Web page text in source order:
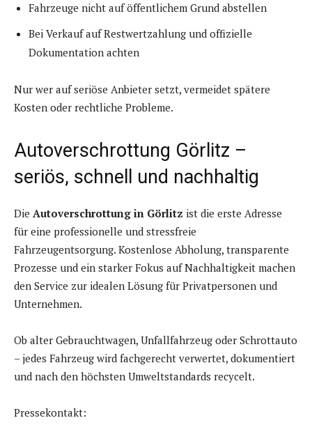
Fahrzeuge nicht auf öffentlichem Grund abstellen
Bei Verkauf auf Restwertzahlung und offizielle
Dokumentation achten
Nur wer auf seriöse Anbieter setzt, vermeidet spätere
Kosten oder rechtliche Probleme.
Autoverschrottung Görlitz –
seriös, schnell und nachhaltig
Die Autoverschrottung in Görlitz ist die erste Adresse
für eine professionelle und stressfreie
Fahrzeugentsorgung. Kostenlose Abholung, transparente
Prozesse und ein starker Fokus auf Nachhaltigkeit machen
den Service zur idealen Lösung für Privatpersonen und
Unternehmen.
Ob alter Gebrauchtwagen, Unfallfahrzeug oder Schrottauto
– jedes Fahrzeug wird fachgerecht verwertet, dokumentiert
und nach den höchsten Umweltstandards recycelt.
Pressekontakt: